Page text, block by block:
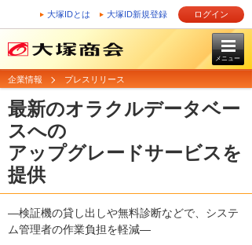
大塚IDとは 大塚ID新規登録 ログイン
メニュー
企業情報 プレスリリース
最新のオラクルデータベー
スへの
アップグレードサービスを
提供
―検証機の貸し出しや無料診断などで、システ
ム管理者の作業負担を軽減―